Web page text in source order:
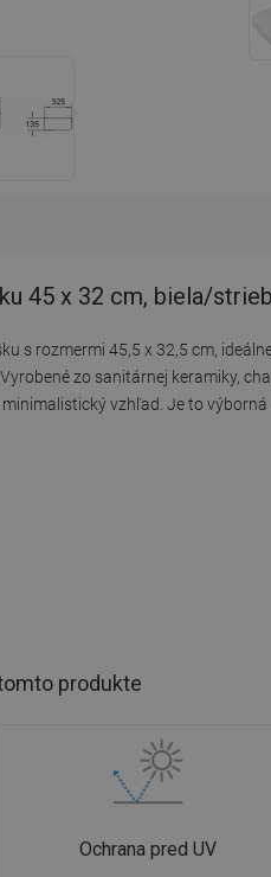
45 x 32 cm, biela/
s rozmermi 45,5 x 32,5 cm,
zo sanitárnej keramiky,
vzhľad. Je to
produkte
Ochrana pred UV